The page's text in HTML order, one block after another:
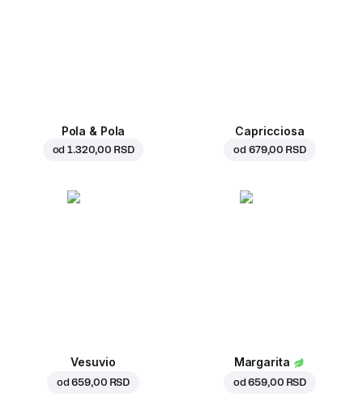
Pola & Pola
od1.320,00 RSD
Capricciosa
od 679,00 RSD
Vesuvio
od659,00 RSD
Margarita
od659,00 RSD